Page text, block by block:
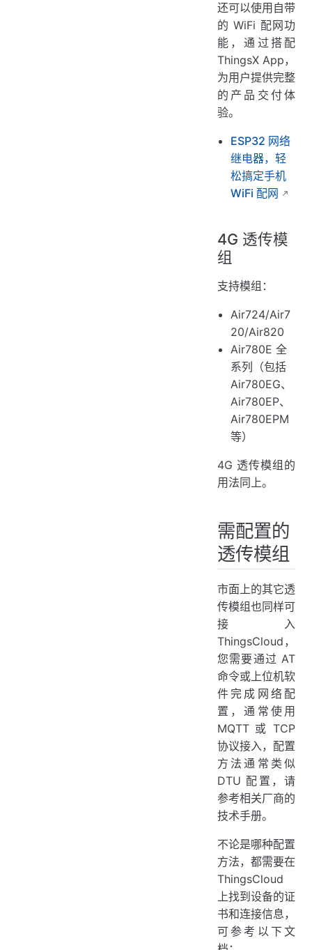
还可以使用自带
的 WiFi 配网功
能，通过搭配
ThingsX App，
为用户提供完整
的产品交付体
验。
ESP32 网络
继电器，轻
松搞定手机
WiFi 配网
4G 透传模
组
支持模组：
Air724/Air7
20/Air820
Air780E 全
系列（包括
Air780EG、
Air780EP、
Air780EPM
等）
4G 透传模组的
用法同上。
需配置的
透传模组
市面上的其它透
传模组也同样可
接入
ThingsCloud，
您需要通过 AT
命令或上位机软
件完成网络配
置，通常使用
MQTT 或 TCP
协议接入，配置
方法通常类似
DTU 配置，请
参考相关厂商的
技术手册。
不论是哪种配置
方法，都需要在
ThingsCloud
上找到设备的证
书和连接信息，
可参考以下文